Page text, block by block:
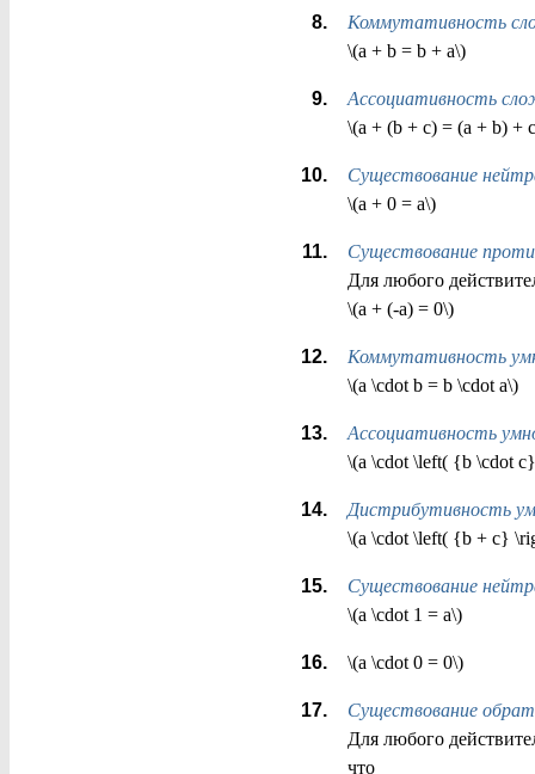
Коммутативность
\(a + b = b + a\)
Ассоциативность
\(a + (b + c) = (a + b) +
Существование
\(a + 0 = a\)
Существование
Для любого
\(a + (-a) = 0\)
Коммутативность
\(a \cdot b = b \cdot a\)
Ассоциативность
\(a \cdot \left( {b \cdot
Дистрибутивность
\(a \cdot \left( {b + c}
Существование
\(a \cdot 1 = a\)
\(a \cdot 0 = 0\)
Существование
Для любого
что